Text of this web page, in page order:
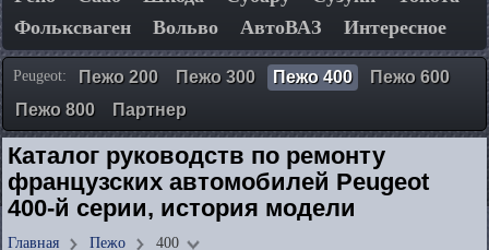
Фольксваген
Вольво АвтоВАЗ Интересное
Peugeot: Пежо 200 Пежо 300 Пежо 400
Пежо 600
Пежо 800
Партнер
Каталог руководств по ремонту
французских автомобилей Peugeot
400-й серии, история модели
Главная Пежо 400